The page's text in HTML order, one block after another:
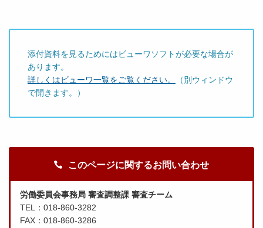
添付資料を見るためにはビューワソフトが必要な場合が
あります。
詳しくはビューワ一覧をご覧ください。
（別ウィンドウ
で開きます。）
このページに関するお問い合わせ
労働委員会事務局 審査調整課 審査チーム
TEL：018-860-3282
FAX：018-860-3286